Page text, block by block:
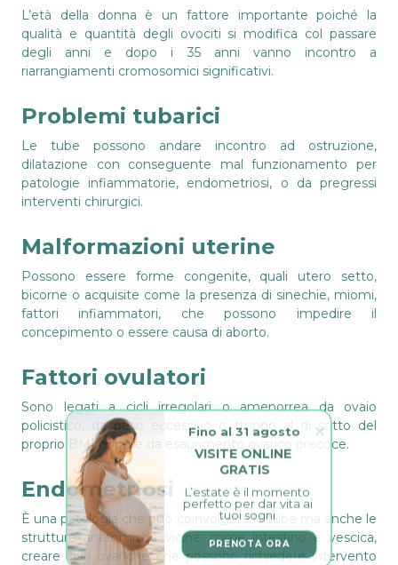
L’età della donna è un fattore importante poiché la
qualità e quantità degli ovociti si modifica col passare
degli anni e dopo i 35 anni vanno incontro a
riarrangiamenti cromosomici significativi.
Problemi tubarici
Le tube possono andare incontro ad ostruzione,
dilatazione con conseguente mal funzionamento per
patologie infiammatorie, endometriosi, o da pregressi
interventi chirurgici.
Malformazioni uterine
Possono essere forme congenite, quali utero setto,
bicorne o acquisite come la presenza di sinechie, miomi,
fattori infiammatori, che possono impedire il
concepimento o essere causa di aborto.
Fattori ovulatori
Sono legati a cicli irregolari o amenorrea da ovaio
policistico, da peso eccessivo o troppo al di sotto del
proprio BMI oppure da esaurimento ovarico precoce.
Endometriosi
È una patologia che può coinvolgere le tube ma anche le
strutture anatomiche vicine come intestino e vescica,
creare cisti ovariche che possono richiedere intervento
VISITE ONLINE
GRATIS
L’estate è il momento
perfetto per dar vita ai
tuoi sogni.
PRENOTA ORA
Fino al 31 agosto